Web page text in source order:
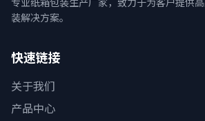
装解决方案。
快速链接
关于我们
产品中心